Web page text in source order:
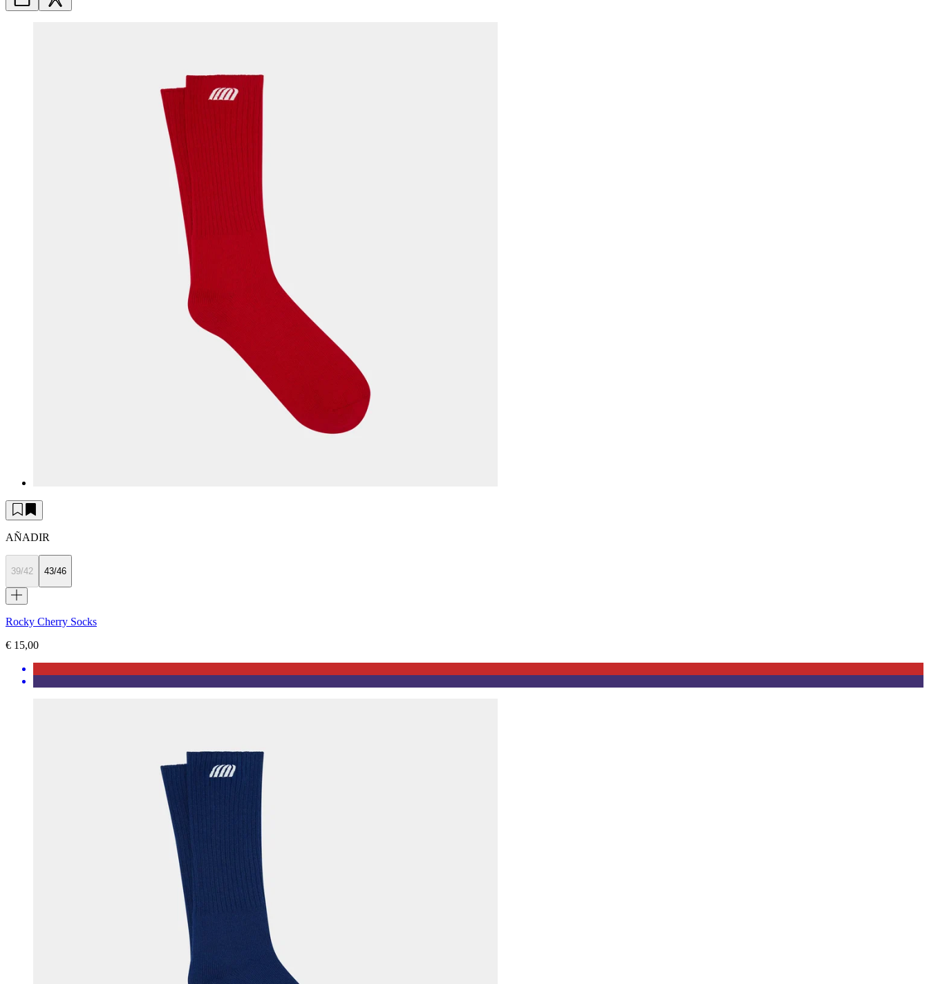
AÑADIR
39/42 43/46
Rocky Cherry Socks
€ 15,00